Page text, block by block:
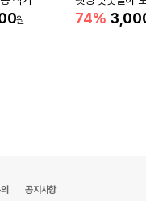
원 74%
공지사항